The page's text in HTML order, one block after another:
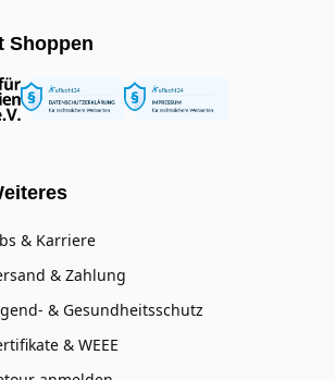
Shoppen
& Karriere
& Zahlung
& Gesundheitsschutz
& WEEE